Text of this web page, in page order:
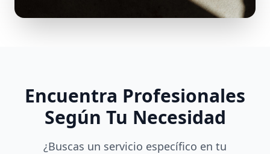
Encuentra Profesionales
Según Tu Necesidad
¿Buscas un servicio específico en tu